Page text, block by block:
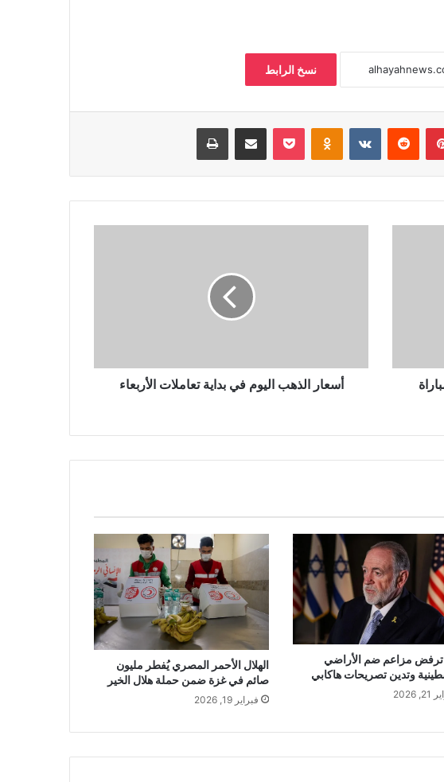
نسخ الرابط
بينتيريست بوكيت
أسعار الذهب اليوم في بداية تعاملات الأربعاء
مزاعم ضم الأراضي
وتدين تصريحات هاكابي
الهلال الأحمر المصري يُفطر مليون
صائم في غزة ضمن حملة هلال الخير
فبراير 19, 2026